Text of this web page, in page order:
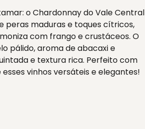
o Chardonnay do Vale Central
peras maduras e toques cítricos,
com frango e crustáceos. O
pálido, aroma de abacaxi e
e textura rica. Perfeito com
vinhos versáteis e elegantes!